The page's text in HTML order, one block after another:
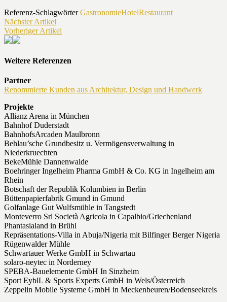
Referenz-SchlagwörterGastronomieHotelRestaurant
Nächster Artikel
Vorheriger Artikel
Weitere Referenzen
Partner
Renommierte Kunden aus Architektur, Design und Handwerk
Projekte
Allianz Arena in München
Bahnhof Duderstadt
BahnhofsArcaden Maulbronn
Behlau’sche Grundbesitz u. Vermögensverwaltung in
Niederkruechten
BekeMühle Dannenwalde
Boehringer Ingelheim Pharma GmbH & Co. KG in Ingelheim am
Rhein
Botschaft der Republik Kolumbien in Berlin
Büttenpapierfabrik Gmund in Gmund
Golfanlage Gut Wulfsmühle in Tangstedt
Monteverro Srl Società Agricola in Capalbio/Griechenland
Phantasialand in Brühl
Repräsentations-Villa in Abuja/Nigeria mit Bilfinger Berger Nigeria
Rügenwalder Mühle
Schwartauer Werke GmbH in Schwartau
solaro-neytec in Norderney
SPEBA-Bauelemente GmbH In Sinzheim
Sport EyblL & Sports Experts GmbH in Wels/Österreich
Zeppelin Mobile Systeme GmbH in Meckenbeuren/Bodenseekreis